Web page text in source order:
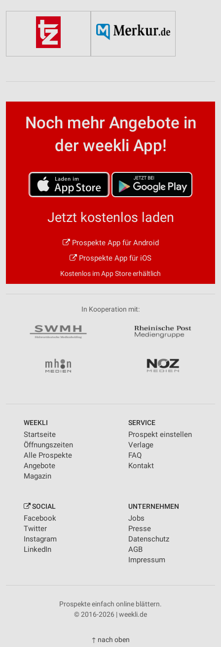
Noch mehr Angebote in
der weekli App!
Jetzt kostenlos laden
Prospekte App für Android
Prospekte App für iOS
Kostenlos im App Store erhältlich
In Kooperation mit:
WEEKLI
Startseite
Öffnungszeiten
Alle Prospekte
Angebote
Magazin
SERVICE
Prospekt einstellen
Verlage
FAQ
Kontakt
SOCIAL
Facebook
Twitter
Instagram
LinkedIn
UNTERNEHMEN
Jobs
Presse
Datenschutz
AGB
Impressum
Prospekte einfach online blättern.
© 2016-2026 | weekli.de
↑ nach oben